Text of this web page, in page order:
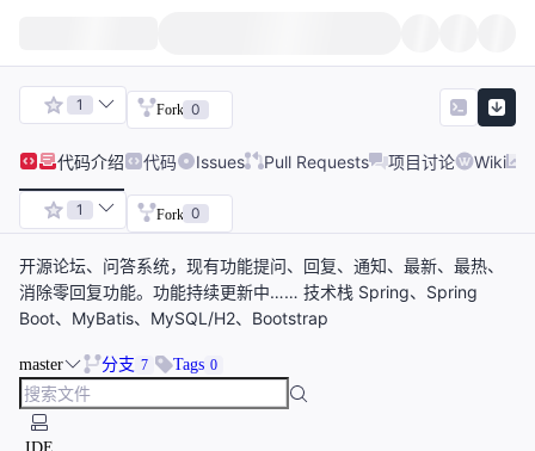
1 Fork 0
代码介绍 代码 Issues Pull Requests 项目讨论 Wiki
1 Fork 0
开源论坛、问答系统，现有功能提问、回复、通知、最新、最热、
消除零回复功能。功能持续更新中…… 技术栈 Spring、Spring
Boot、MyBatis、MySQL/H2、Bootstrap
master 分支 7 Tags 0